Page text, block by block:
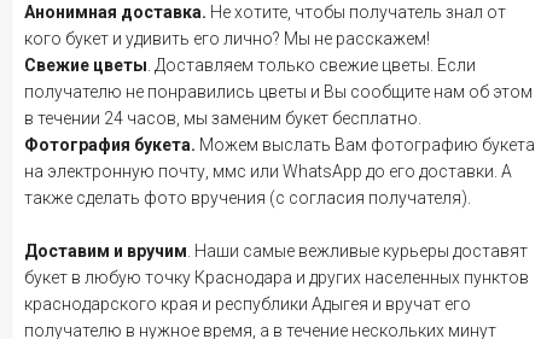
Анонимная доставка. Не хотите, чтобы получатель знал от
кого букет и удивить его лично? Мы не расскажем!
Свежие цветы . Доставляем только свежие цветы. Если
получателю не понравились цветы и Вы сообщите нам об этом
в течении 24 часов, мы заменим букет бесплатно.
Фотография букета. Можем выслать Вам фотографию букета
на электронную почту, ммс или WhatsApp до его доставки. А
также сделать фото вручения (с согласия получателя).
Доставим и вручим . Наши самые вежливые курьеры доставят
букет в любую точку Краснодара и других населенных пунктов
краснодарского края и республики Адыгея и вручат его
получателю в нужное время, а в течение нескольких минут